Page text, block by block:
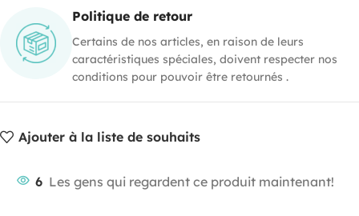
Politique de retour
Certains de nos articles, en raison de leurs
caractéristiques spéciales, doivent respecter nos
conditions pour pouvoir être retournés .
Ajouter à la liste de souhaits
6 Les gens qui regardent ce produit maintenant!